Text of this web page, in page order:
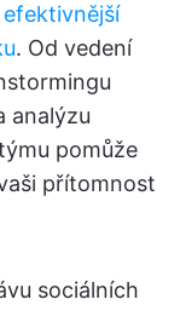
efektivnější
. Od vedení
analýzu
pomůže
přítomnost
sociálních